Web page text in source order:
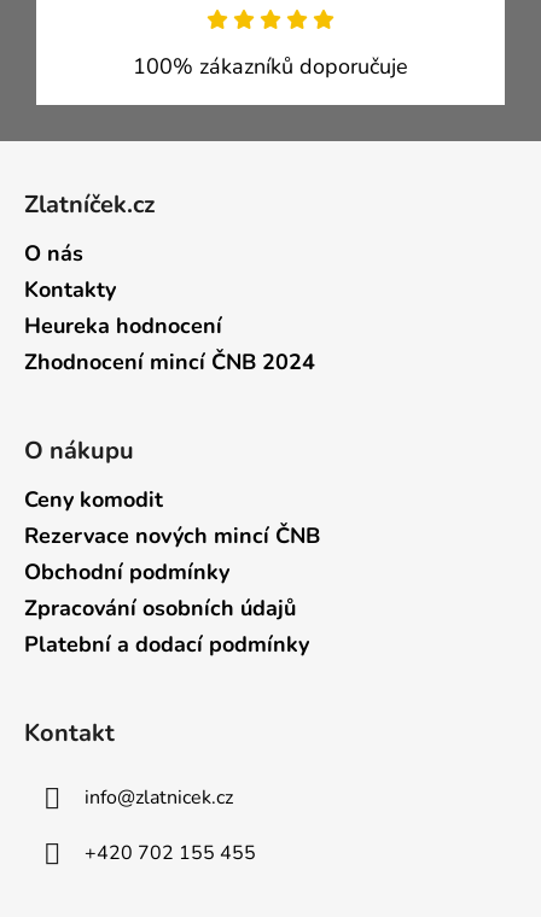
100% zákazníků doporučuje
Zlatníček.cz
O nás
Kontakty
Heureka hodnocení
Zhodnocení mincí ČNB 2024
O nákupu
Ceny komodit
Rezervace nových mincí ČNB
Obchodní podmínky
Zpracování osobních údajů
Platební a dodací podmínky
Kontakt
info@zlatnicek.cz
+420 702 155 455